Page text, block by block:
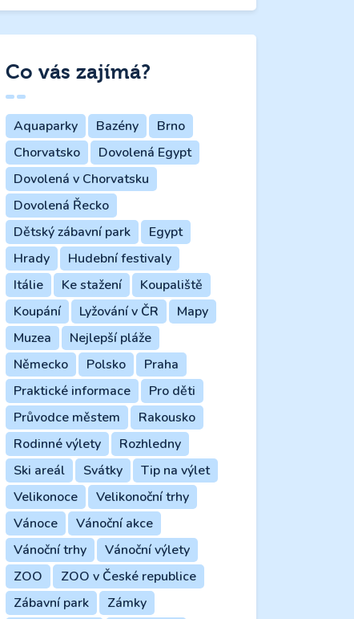
Co vás zajímá?
Aquaparky Bazény
Brno
Chorvatsko
Dovolená Egypt
Dovolená v Chorvatsku
Dovolená Řecko
Dětský zábavní park
Egypt
Hrady
Hudební festivaly
Itálie
Ke stažení
Koupaliště
Koupání
Lyžování v ČR
Mapy
Muzea
Nejlepší pláže
Německo
Polsko
Praha
Praktické informace
Pro děti
Průvodce městem
Rakousko
Rodinné výlety
Rozhledny
Ski areál
Svátky
Tip na výlet
Velikonoce
Velikonoční trhy
Vánoce
Vánoční akce
Vánoční trhy
Vánoční výlety
ZOO
ZOO v České republice
Zábavní park
Zámky